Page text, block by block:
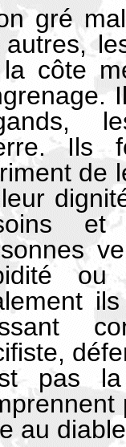
gré
autres,
côte
Ils
de
ou
pas
au